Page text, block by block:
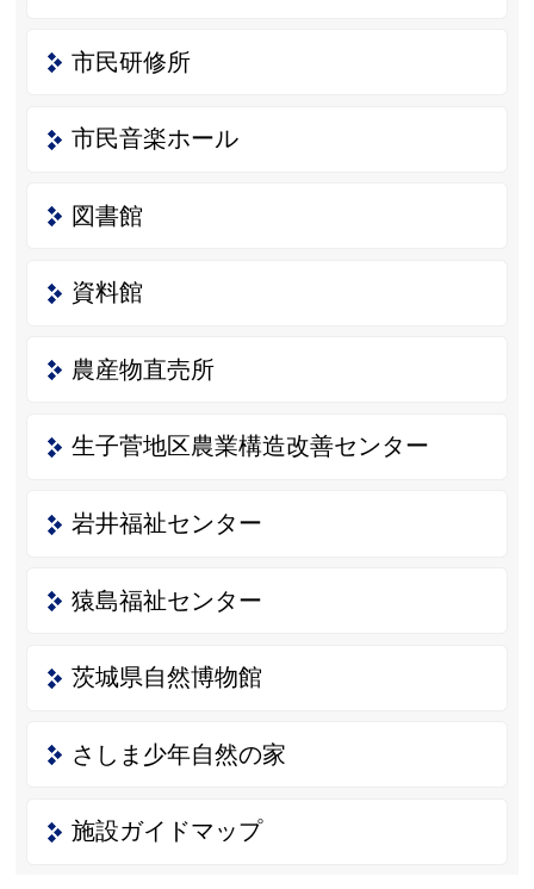
市民研修所
市民音楽ホール
図書館
資料館
農産物直売所
生子菅地区農業構造改善センター
岩井福祉センター
猿島福祉センター
茨城県自然博物館
さしま少年自然の家
施設ガイドマップ